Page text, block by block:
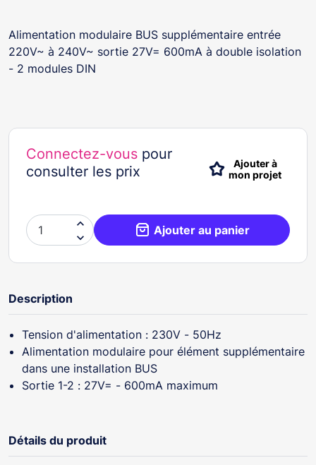
Alimentation modulaire BUS supplémentaire entrée
220V~ à 240V~ sortie 27V= 600mA à double isolation
- 2 modules DIN
Connectez-vous pour
consulter les prix
Ajouter à
mon projet

 Ajouter au panier
Description
Tension d'alimentation : 230V - 50Hz
Alimentation modulaire pour élément supplémentaire
dans une installation BUS
Sortie 1-2 : 27V= - 600mA maximum
Détails du produit